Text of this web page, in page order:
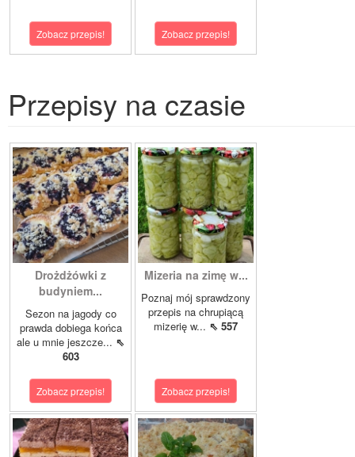
Zobacz przepis! Zobacz przepis!
Przepisy na czasie
Drożdżówki z
budyniem...
Sezon na jagody co
prawda dobiega końca
ale u mnie jeszcze... ⇖
603
Zobacz przepis!
Mizeria na zimę w...
Poznaj mój sprawdzony
przepis na chrupiącą
mizerię w... ⇖ 557
Zobacz przepis!